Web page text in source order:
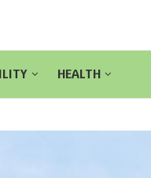
HEALTH